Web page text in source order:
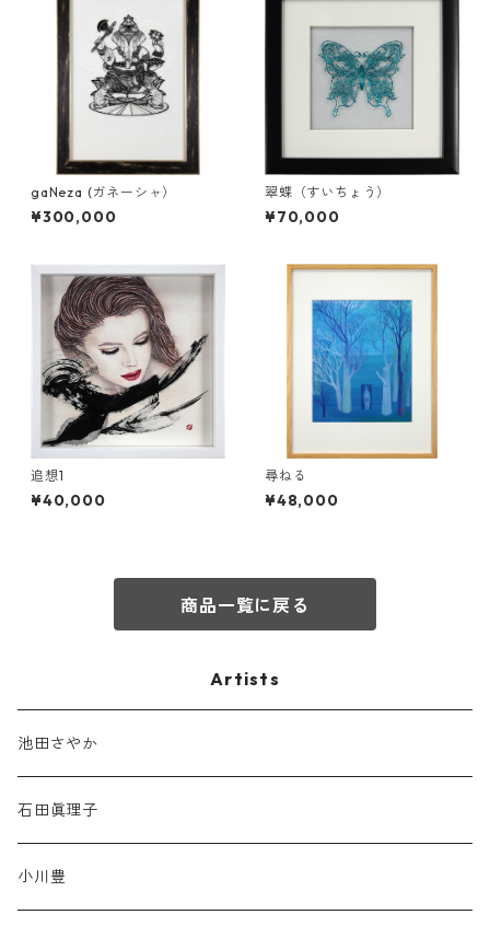
gaNeza (ガネーシャ）
¥300,000
翠蝶（すいちょう）
¥70,000
追想1
¥40,000
尋ねる
¥48,000
商品一覧に戻る
Artists
池田さやか
石田眞理子
小川豊